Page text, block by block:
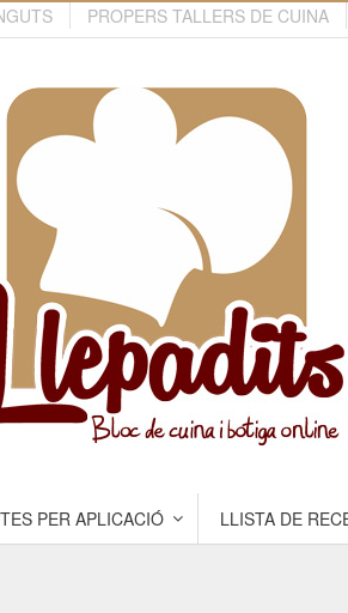
PROPERS TALLERS DE CUINA
PER APLICACIÓ LLISTA DE